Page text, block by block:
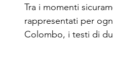
Tra i momenti
rappresentati per
Colombo, i testi di